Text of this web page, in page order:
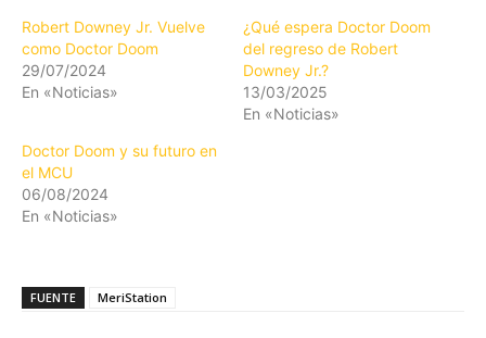
Robert Downey Jr. Vuelve
como Doctor Doom
29/07/2024
En «Noticias»
¿Qué espera Doctor Doom
del regreso de Robert
Downey Jr.?
13/03/2025
En «Noticias»
Doctor Doom y su futuro en
el MCU
06/08/2024
En «Noticias»
FUENTE MeriStation